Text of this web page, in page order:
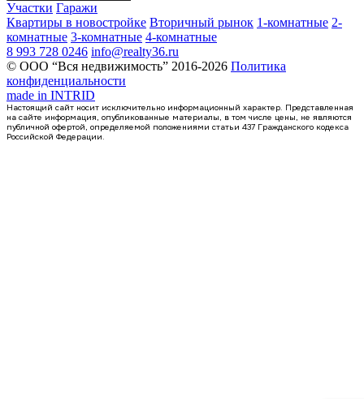
Участки Гаражи
Квартиры в новостройке Вторичный рынок 1-комнатные 2-
комнатные 3-комнатные 4-комнатные
8 993 728 0246 info@realty36.ru
© ООО “Вся недвижимость” 2016-2026 Политика
конфиденциальности
made in INTRID
Настоящий сайт носит исключительно информационный характер. Представленная
на сайте информация, опубликованные материалы, в том числе цены, не являются
публичной офертой, определяемой положениями статьи 437 Гражданского кодекса
Российской Федерации.